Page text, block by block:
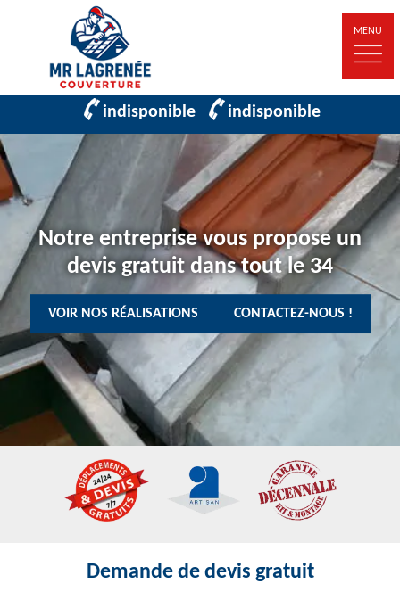
MENU
indisponible indisponible
Notre entreprise vous propose un
devis gratuit dans tout le 34
VOIR NOS RÉALISATIONS CONTACTEZ-NOUS !
Demande de devis gratuit